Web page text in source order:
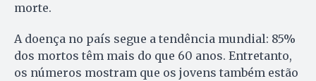
morte.
A doença no país segue a tendência mundial: 85%
dos mortos têm mais do que 60 anos. Entretanto,
os números mostram que os jovens também estão